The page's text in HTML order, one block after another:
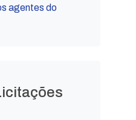
agentes do